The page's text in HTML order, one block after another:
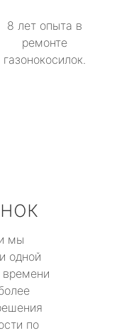
8 лет опыта в
ремонте
газонокосилок.
мы
одной
времени
по